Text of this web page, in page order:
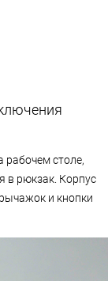
рабочем столе,
в рюкзак. Корпус
и кнопки